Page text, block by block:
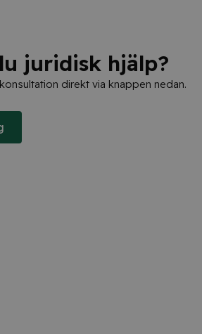
juridisk hjälp?
direkt via knappen nedan.